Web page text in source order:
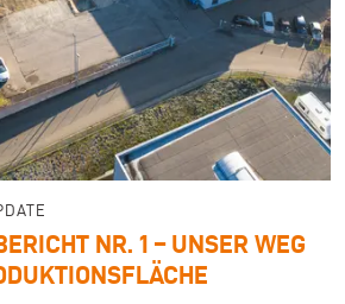
NR. 1 – UNSER WEG